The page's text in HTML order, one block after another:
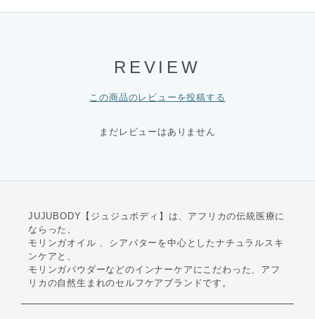
REVIEW
この商品のレビューを投稿する
まだレビューはありません
JUJUBODY【ジュジュボディ】は、アフリカの伝統医療に
ならった、
モリンガオイル 、シアバターを中心としたナチュラルスキ
ンケアと、
モリンガパウダーなどのインナーケアにこだわった、アフ
リカの自然生まれのセルフケアブランドです。